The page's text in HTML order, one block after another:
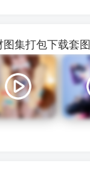
集打包下载套图